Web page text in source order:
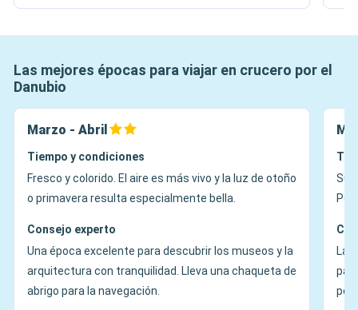
Las mejores épocas para viajar en crucero por el
Danubio
Marzo - Abril
Tiempo y condiciones
Fresco y colorido. El aire es más vivo y la luz de otoño
o primavera resulta especialmente bella.
Consejo experto
Una época excelente para descubrir los museos y la
arquitectura con tranquilidad. Lleva una chaqueta de
abrigo para la navegación.
La